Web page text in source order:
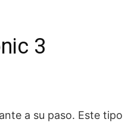
3
a su paso. Este tipo